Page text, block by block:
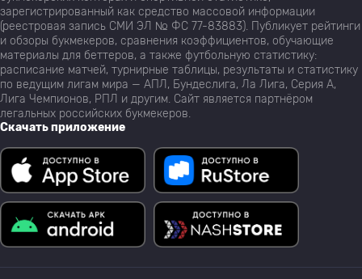
зарегистрированный как средство массовой информации
(реестровая запись СМИ ЭЛ № ФС 77-83883). Публикует рейтинги
и обзоры букмекеров, сравнения коэффициентов, обучающие
материалы для беттеров, а также футбольную статистику:
расписание матчей, турнирные таблицы, результаты и статистику
по ведущим лигам мира — АПЛ, Бундеслига, Ла Лига, Серия А,
Лига Чемпионов, РПЛ и другим. Сайт является партнёром
легальных российских букмекеров.
Скачать приложение